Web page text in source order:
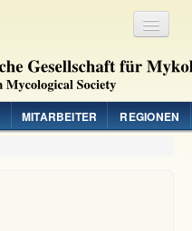
MITARBEITER REGIONEN